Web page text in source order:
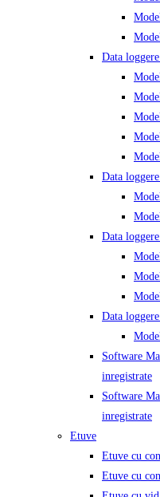
Data
Data
Data
Data
Software
inregistrate
Software
inregistrate
Etuve
Etuve cu
Etuve cu